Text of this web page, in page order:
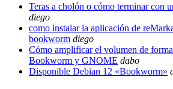
Teras a cholón o cómo terminar con
diego
como instalar la aplicación de
bookworm diego
Cómo amplificar el volumen de
Bookworm y GNOME dabo
Disponible Debian 12 «Bookworm»